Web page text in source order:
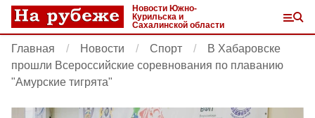
Новости Южно-
Курильска и
Сахалинской области
Главная Новости Спорт
В Хабаровске
прошли Всероссийские соревнования по плаванию
"Амурские тигрята"